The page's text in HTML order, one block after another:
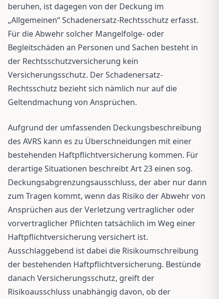
beruhen, ist dagegen von der Deckung im
„Allgemeinen“ Schadenersatz-Rechtsschutz erfasst.
Für die Abwehr solcher Mangelfolge- oder
Begleitschäden an Personen und Sachen besteht in
der Rechtsschutzversicherung kein
Versicherungsschutz. Der Schadenersatz-
Rechtsschutz bezieht sich nämlich nur auf die
Geltendmachung von Ansprüchen.
Aufgrund der umfassenden Deckungsbeschreibung
des AVRS kann es zu Überschneidungen mit einer
bestehenden Haftpflichtversicherung kommen. Für
derartige Situationen beschreibt Art 23 einen sog.
Deckungsabgrenzungsausschluss, der aber nur dann
zum Tragen kommt, wenn das Risiko der Abwehr von
Ansprüchen aus der Verletzung vertraglicher oder
vorvertraglicher Pflichten tatsächlich im Weg einer
Haftpflichtversicherung versichert ist.
Ausschlaggebend ist dabei die Risikoumschreibung
der bestehenden Haftpflichtversicherung. Bestünde
danach Versicherungsschutz, greift der
Risikoausschluss unabhängig davon, ob der